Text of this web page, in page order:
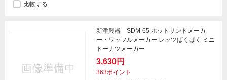
比較する
新津興器 SDM-65 ホットサンドメーカ
ー・ワッフルメーカー レッツぱくぱく ミニ
ドーナツメーカー
3,630円
363ポイント